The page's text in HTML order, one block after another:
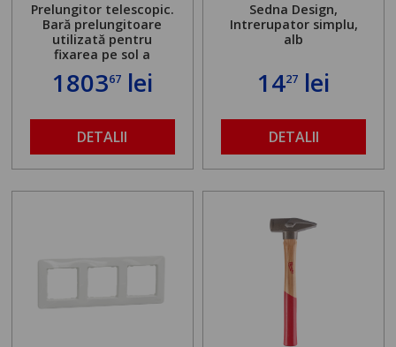
Prelungitor telescopic.
Bară prelungitoare
utilizată pentru
fixarea pe sol a
standului mașinii de
găurit în locul
maximă admisă de 500
kg și înălțime reglabilă
de la 1,8 la 2,9 m
180367lei
DETALII
Sedna Design,
Intrerupator simplu,
alb
1427 lei
DETALII